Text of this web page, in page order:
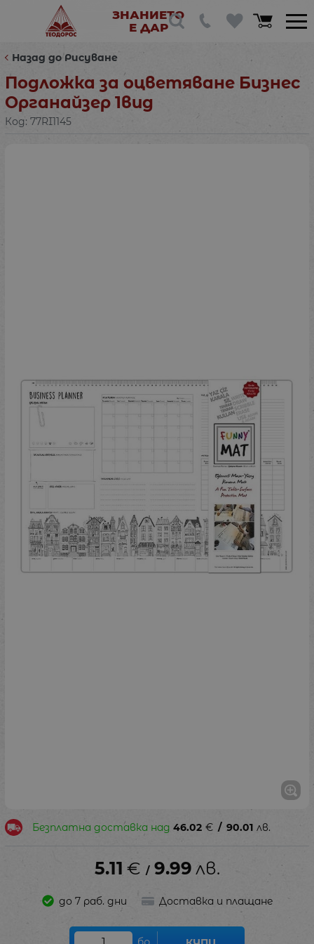
ЗНАНИЕТО
Е ДАР
Назад до Рисуване
Подложка за оцветяване Бизнес
Органайзер 1вид
Код: 77RI1145
Безплатна доставка над 46.02 € / 90.01 лв.
5.11 € / 9.99 лв.
до 7 раб. дни Доставка и плащане